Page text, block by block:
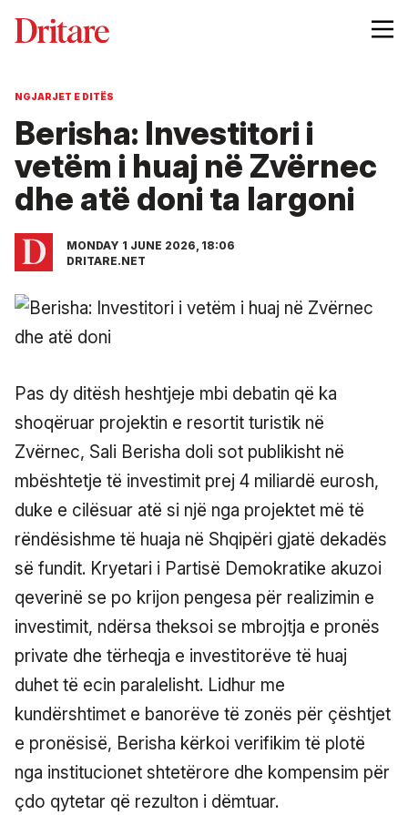
NGJARJET E DITËS
Berisha: Investitori i
vetëm i huaj në Zvërnec
dhe atë doni ta largoni
MONDAY 1 JUNE 2026, 18:06
DRITARE.NET
Pas dy ditësh heshtjeje mbi debatin që ka
shoqëruar projektin e resortit turistik në
Zvërnec, Sali Berisha doli sot publikisht në
mbështetje të investimit prej 4 miliardë eurosh,
duke e cilësuar atë si një nga projektet më të
rëndësishme të huaja në Shqipëri gjatë dekadës
së fundit. Kryetari i Partisë Demokratike akuzoi
qeverinë se po krijon pengesa për realizimin e
investimit, ndërsa theksoi se mbrojtja e pronës
private dhe tërheqja e investitorëve të huaj
duhet të ecin paralelisht. Lidhur me
kundërshtimet e banorëve të zonës për çështjet
e pronësisë, Berisha kërkoi verifikim të plotë
nga institucionet shtetërore dhe kompensim për
çdo qytetar që rezulton i dëmtuar.